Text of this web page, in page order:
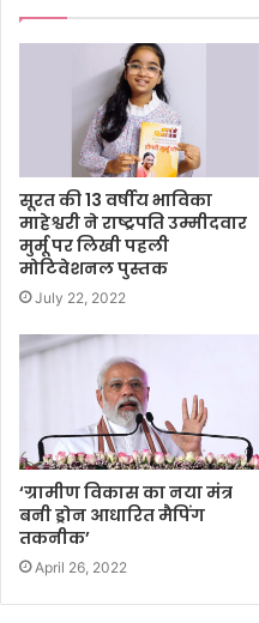
सूरत की 13 वर्षीय भाविका
माहेश्वरी ने राष्ट्रपति उम्मीदवार
मुर्मू पर लिखी पहली
मोटिवेशनल पुस्तक
July 22, 2022
‘ग्रामीण विकास का नया मंत्र
बनी ड्रोन आधारित मैपिंग
तकनीक’
April 26, 2022